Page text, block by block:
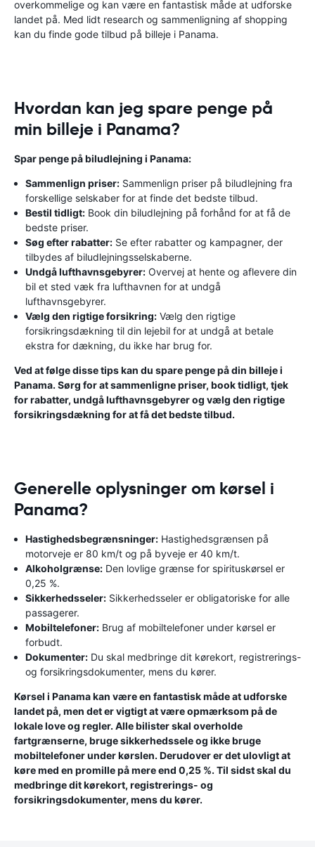
overkommelige og kan være en fantastisk måde at udforske
landet på. Med lidt research og sammenligning af shopping
kan du finde gode tilbud på billeje i Panama.
Hvordan kan jeg spare penge på
min billeje i Panama?
Spar penge på biludlejning i Panama:
Sammenlign priser: Sammenlign priser på biludlejning fra
forskellige selskaber for at finde det bedste tilbud.
Bestil tidligt: Book din biludlejning på forhånd for at få de
bedste priser.
Søg efter rabatter: Se efter rabatter og kampagner, der
tilbydes af biludlejningsselskaberne.
Undgå lufthavnsgebyrer: Overvej at hente og aflevere din
bil et sted væk fra lufthavnen for at undgå
lufthavnsgebyrer.
Vælg den rigtige forsikring: Vælg den rigtige
forsikringsdækning til din lejebil for at undgå at betale
ekstra for dækning, du ikke har brug for.
Ved at følge disse tips kan du spare penge på din billeje i
Panama. Sørg for at sammenligne priser, book tidligt, tjek
for rabatter, undgå lufthavnsgebyrer og vælg den rigtige
forsikringsdækning for at få det bedste tilbud.
Generelle oplysninger om kørsel i
Panama?
Hastighedsbegrænsninger: Hastighedsgrænsen på
motorveje er 80 km/t og på byveje er 40 km/t.
Alkoholgrænse: Den lovlige grænse for spirituskørsel er
0,25 %.
Sikkerhedsseler: Sikkerhedsseler er obligatoriske for alle
passagerer.
Mobiltelefoner: Brug af mobiltelefoner under kørsel er
forbudt.
Dokumenter: Du skal medbringe dit kørekort, registrerings-
og forsikringsdokumenter, mens du kører.
Kørsel i Panama kan være en fantastisk måde at udforske
landet på, men det er vigtigt at være opmærksom på de
lokale love og regler. Alle bilister skal overholde
fartgrænserne, bruge sikkerhedssele og ikke bruge
mobiltelefoner under kørslen. Derudover er det ulovligt at
køre med en promille på mere end 0,25 %. Til sidst skal du
medbringe dit kørekort, registrerings- og
forsikringsdokumenter, mens du kører.